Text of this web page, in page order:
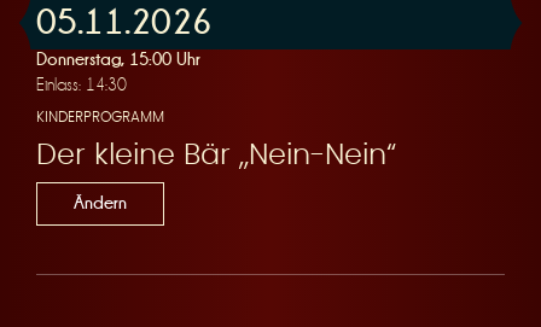
n
R
05.11.2026
Donnerstag, 15:00 Uhr
Einlass: 14:30
KINDERPROGRAMM
Der kleine Bär „Nein-Nein“
Ändern